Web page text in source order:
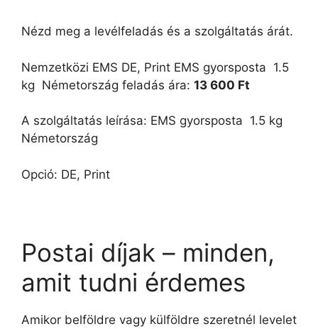
Nézd meg a levélfeladás és a szolgáltatás árát.
Nemzetközi EMS DE, Print EMS gyorsposta  1.5
kg  Németország feladás ára: 13 600 Ft
A szolgáltatás leírása: EMS gyorsposta  1.5 kg 
Németország
Opció: DE, Print
Postai díjak – minden,
amit tudni érdemes
Amikor belföldre vagy külföldre szeretnél levelet